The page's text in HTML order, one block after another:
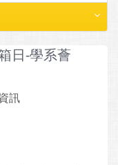
日-學系薈
訊